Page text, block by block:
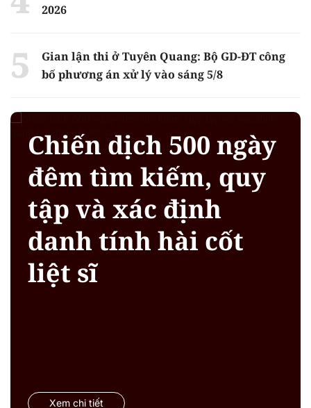
2026
Gian lận thi ở Tuyên Quang: Bộ GD-ĐT công
bố phương án xử lý vào sáng 5/8
Chiến dịch 500 ngày
đêm tìm kiếm, quy
tập và xác định
danh tính hài cốt
liệt sĩ
Xem chi tiết